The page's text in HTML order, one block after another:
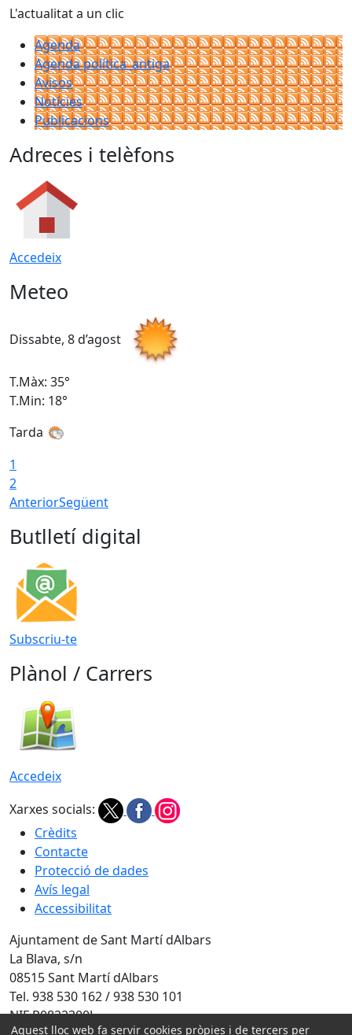
L'actualitat a un clic
Agenda
Agenda política_antiga
Avisos
Notícies
Publicacions
Adreces i telèfons
Accedeix
Meteo
Dissabte, 8 d’agost
T.Màx: 35°
T.Min: 18°
Tarda
1
2
AnteriorSegüent
Butlletí digital
Subscriu-te
Plànol / Carrers
Accedeix
Xarxes socials:
Crèdits
Contacte
Protecció de dades
Avís legal
Accessibilitat
Ajuntament de Sant Martí dAlbars
La Blava, s/n
08515 Sant Martí dAlbars
Tel. 938 530 162 / 938 530 101
NIF P0822300J
Aquest lloc web fa servir cookies pròpies i de tercers per